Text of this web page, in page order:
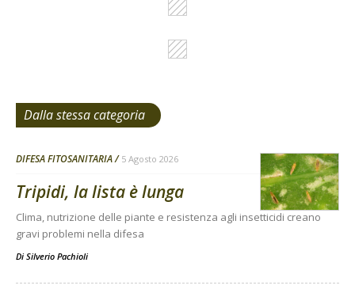
Dalla stessa categoria
DIFESA FITOSANITARIA 5 Agosto 2026
Tripidi, la lista è lunga
Clima, nutrizione delle piante e resistenza agli insetticidi creano
gravi problemi nella difesa
Di Silverio Pachioli